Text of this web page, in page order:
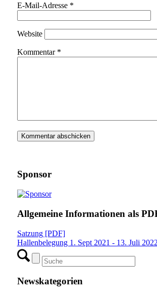
E-Mail-Adresse *
Website
Kommentar *
Sponsor
Allgemeine Informationen als
Satzung [PDF]
Hallenbelegung 1. Sept 2021 - 13. Juli
Newskategorien